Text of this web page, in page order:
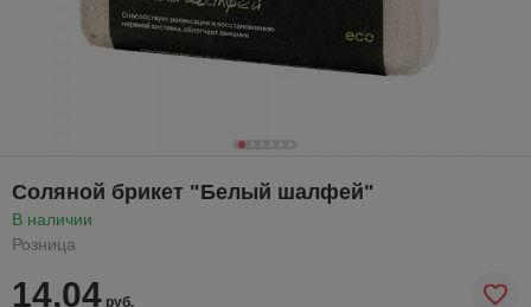
Соляной брикет "Белый шалфей"
В наличии
Розница
14,04 руб.